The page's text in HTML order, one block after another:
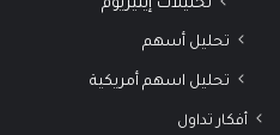
تحليلات إيثيريوم
تحليل أسهم
تحليل اسهم أمريكية
أفكار تداول